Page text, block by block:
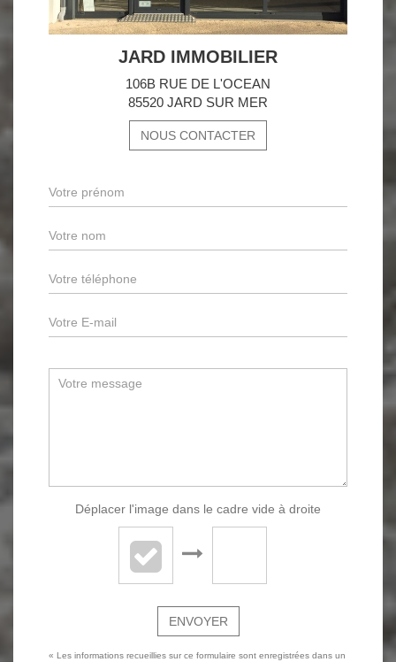
JARD IMMOBILIER
106B RUE DE L'OCEAN
85520 JARD SUR MER
NOUS CONTACTER
Déplacer l'image dans le cadre vide à droite
ENVOYER
« Les informations recueillies sur ce formulaire sont enregistrées dans un